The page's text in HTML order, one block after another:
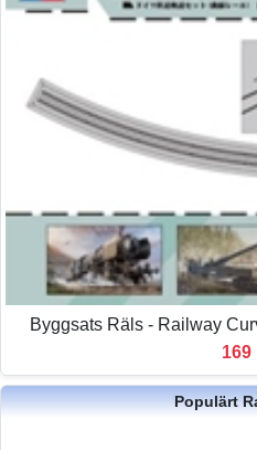
Byggsats Räls - Railway
169
Populärt